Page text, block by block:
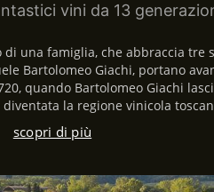
vini da 13
una famiglia, che abbraccia tre
Bartolomeo Giachi, portano
quando Bartolomeo Giachi
la regione vinicola
scopri di più